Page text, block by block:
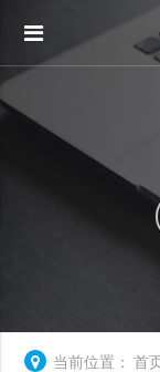
当前位置： 首